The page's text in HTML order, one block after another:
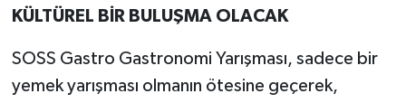
KÜLTÜREL BİR BULUŞMA OLACAK
SOSS Gastro Gastronomi Yarışması, sadece bir
yemek yarışması olmanın ötesine geçerek,